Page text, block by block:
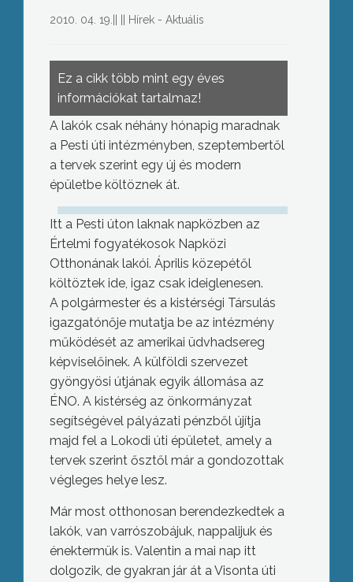
2010. 04. 19. Hírek - Aktuális
Ez a cikk több mint egy éves
információkat tartalmaz!
A lakók csak néhány hónapig maradnak
a Pesti úti intézményben, szeptembertől
a tervek szerint egy új és modern
épületbe költöznek át.
Itt a Pesti úton laknak napközben az
Értelmi fogyatékosok Napközi
Otthonának lakói. Április közepétől
költöztek ide, igaz csak ideiglenesen.
A polgármester és a kistérségi Társulás
igazgatónője mutatja be az intézmény
működését az amerikai üdvhadsereg
képviselőinek. A külföldi szervezet
gyöngyösi útjának egyik állomása az
ÉNO. A kistérség az önkormányzat
segítségével pályázati pénzből újítja
majd fel a Lokodi úti épületet, amely a
tervek szerint ősztől már a gondozottak
végleges helye lesz.
Már most otthonosan berendezkedtek a
lakók, van varrószobájuk, nappalijuk és
énektermük is. Valentin a mai nap itt
dolgozik, de gyakran jár át a Visonta úti